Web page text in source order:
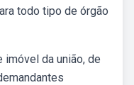
todo tipo de órgão
da união, de